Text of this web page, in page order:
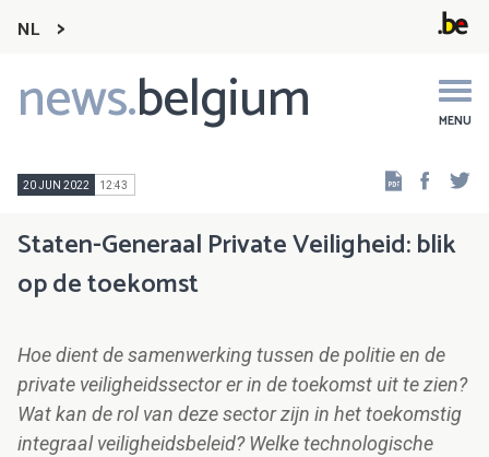
NL
news.belgium MENU
Main
navigation
20 JUN 2022 12:43
Staten-Generaal Private Veiligheid: blik
op de toekomst
Hoe dient de samenwerking tussen de politie en de
private veiligheidssector er in de toekomst uit te zien?
Wat kan de rol van deze sector zijn in het toekomstig
integraal veiligheidsbeleid? Welke technologische